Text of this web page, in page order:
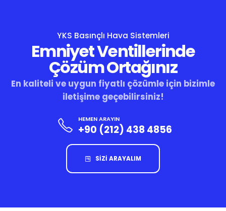
YKS Basınçlı Hava Sistemleri
Emniyet Ventillerinde
Çözüm Ortağınız
En kaliteli ve uygun fiyatlı çözümle için bizimle
iletişime geçebilirsiniz!
HEMEN ARAYIN
+90 (212) 438 4856
SİZİ ARAYALIM